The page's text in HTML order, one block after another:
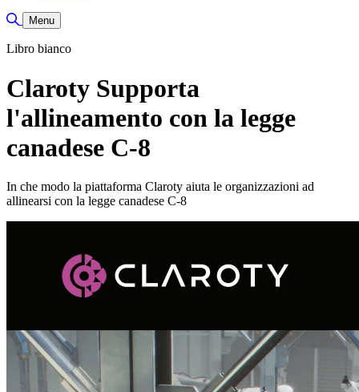
Attiva/disattiva ricerca
Menu
Libro bianco
Claroty Supporta
l'allineamento con la legge
canadese C-8
In che modo la piattaforma Claroty aiuta le organizzazioni ad
allinearsi con la legge canadese C-8